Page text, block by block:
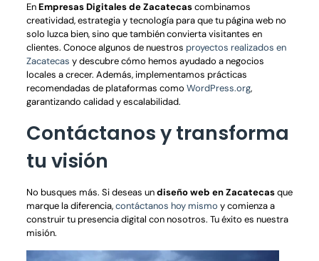
EnEmpresas Digitales de Zacatecascombinamos
creatividad, estrategia y tecnología para que tu página web no
solo luzca bien, sino que también convierta visitantes en
clientes. Conoce algunos de nuestros proyectos realizados en
Zacatecas y descubre cómo hemos ayudado a negocios
locales a crecer. Además, implementamos prácticas
recomendadas de plataformas como WordPress.org,
garantizando calidad y escalabilidad.
Contáctanos y transforma
tu visión
No busques más. Si deseas undiseño web en Zacatecasque
marque la diferencia,contáctanos hoy mismo y comienza a
construir tu presencia digital con nosotros. Tu éxito es nuestra
misión.